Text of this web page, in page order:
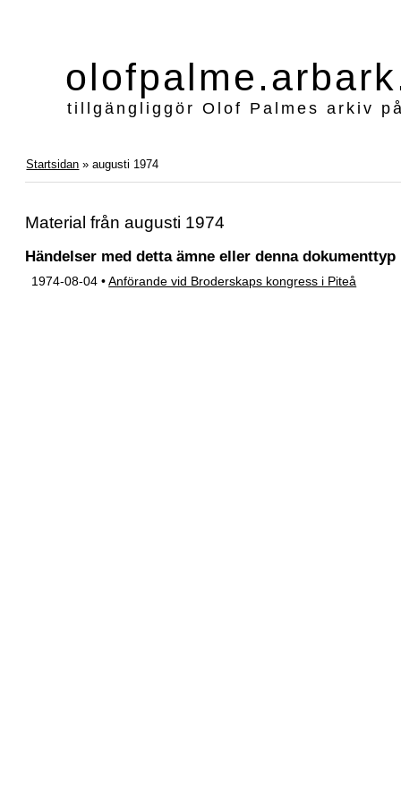
tillgängliggör Olof Palmes arkiv
Startsidan » augusti 1974
Material från augusti 1974
Händelser med detta ämne eller denna dokumenttyp
1974-08-04 •Anförande vid Broderskaps kongress i Piteå